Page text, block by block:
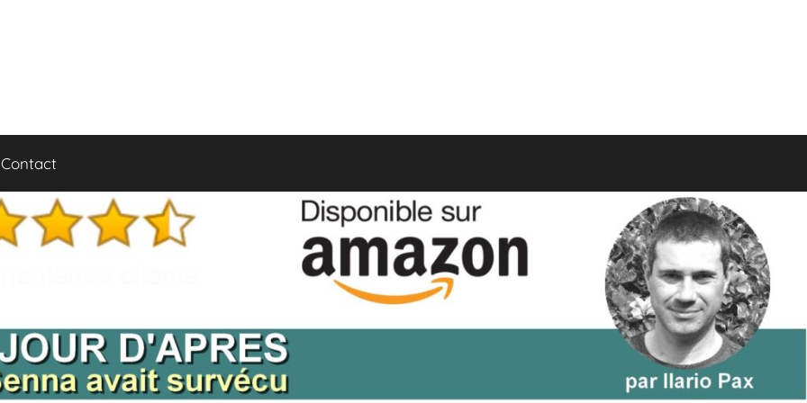
Contact